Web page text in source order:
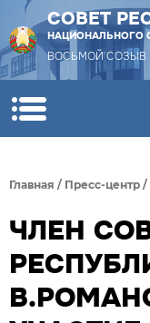
СОВЕТ
НАЦИОНАЛЬНОГО
ВОСЬМОЙ СОЗЫВ
Главная / Пресс-центр /
ЧЛЕН